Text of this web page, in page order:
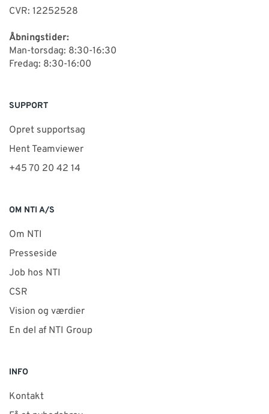
CVR: 12252528
Åbningstider:
Man-torsdag: 8:30-16:30
Fredag: 8:30-16:00
SUPPORT
Opret supportsag
Hent Teamviewer
+45 70 20 42 14
OM NTI A/S
Om NTI
Presseside
Job hos NTI
CSR
Vision og værdier
En del af NTI Group
INFO
Kontakt